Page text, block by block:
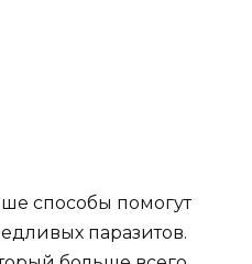
способы помогут
паразитов.